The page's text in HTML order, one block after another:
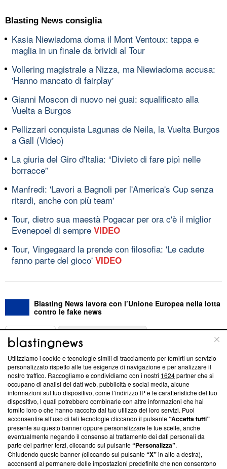
Blasting News consiglia
Kasia Niewiadoma doma il Mont Ventoux: tappa e
maglia in un finale da brividi al Tour
Vollering magistrale a Nizza, ma Niewiadoma accusa:
'Hanno mancato di fairplay'
Gianni Moscon di nuovo nei guai: squalificato alla
Vuelta a Burgos
Pellizzari conquista Lagunas de Neila, la Vuelta Burgos
a Gall (Video)
La giuria del Giro d'Italia: “Divieto di fare pipì nelle
borracce”
Manfredi: 'Lavori a Bagnoli per l'America's Cup senza
ritardi, anche con più team'
Tour, dietro sua maestà Pogacar per ora c'è il miglior
Evenepoel di sempre VIDEO
Tour, Vingegaard la prende con filosofia: 'Le cadute
fanno parte del gioco' VIDEO
Blasting News lavora con l’Unione Europea nella lotta
contro le fake news
ABOUT
Questa sezione offre informazioni trasparenti su Blasting
News, sui nostri processi editoriali e su come ci impegniamo a
creare news di qualità. Inoltre, afferma la nostra aderenza a
‘Trust Project - News with Integrity’Blasting News non è
ancora membro del programma, ma ha richiesto di farne
parte; Trust Project non ha ancora effettuato una verifica di
conformità agli standard.
Su di noi
Team editoriale
Utilizziamo i cookie e tecnologie simili di tracciamento per fornirti un servizio
personalizzato rispetto alle tue esigenze di navigazione e per analizzare il
nostro traffico. Raccogliamo e condividiamo con i nostri 1624partner che si
occupano di analisi dei dati web, pubblicità e social media, alcune
informazioni sul tuo dispositivo, come l’indirizzo IP e le caratteristiche del tuo
dispositivo, i quali potrebbero combinarle con altre informazioni che hai
fornito loro o che hanno raccolto dal tuo utilizzo dei loro servizi. Puoi
acconsentire all’uso di tali tecnologie cliccando il pulsante“Accetta tutti”
presente su questo banner oppure personalizzare le tue scelte, anche
eventualmente negando il consenso al trattamento dei dati personali da
parte dei partner terzi, cliccando sul pulsante“Personalizza”.
Chiudendo questo banner (cliccando sul pulsante“X”in alto a destra),
acconsenti al permanere delle impostazioni predefinite che non consentono